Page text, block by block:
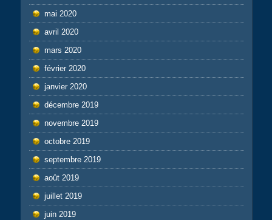
mai 2020
avril 2020
mars 2020
février 2020
janvier 2020
décembre 2019
novembre 2019
octobre 2019
septembre 2019
août 2019
juillet 2019
juin 2019